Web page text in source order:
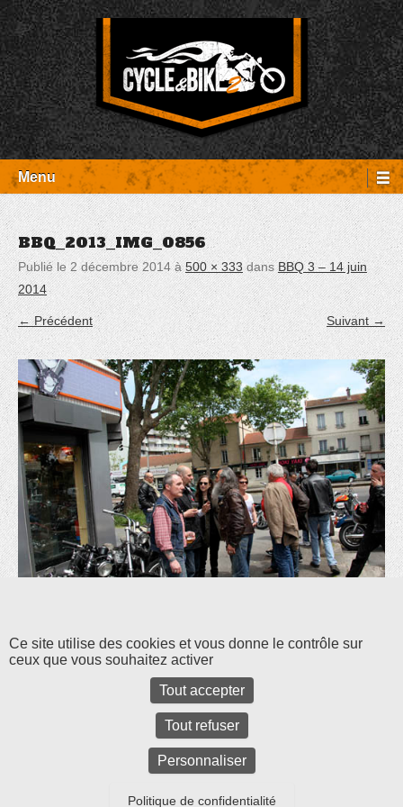
Aller
au
contenu
Cycle et Bike
Entretien Harley-Davidson, préparation et custom, boutique, pièces
détachées Rambouillet
Menu
BBQ_2013_IMG_0856
Publié le 2 décembre 2014à500 × 333dansBBQ 3 – 14 juin
2014
← Précédent Suivant →
Panneau de gestion des cookies
Ce site utilise des cookies et vous donne le contrôle sur
ceux que vous souhaitez activer
Tout accepter
Tout refuser
Personnaliser
Politique de confidentialité